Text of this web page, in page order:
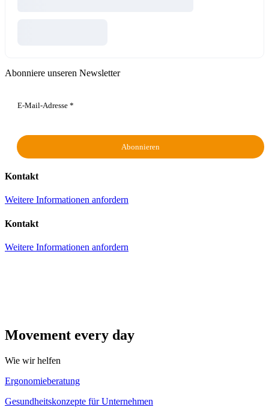
Abonniere unseren Newsletter
Kontakt
Weitere Informationen anfordern
Kontakt
Weitere Informationen anfordern
Movement every day
Wie wir helfen
Ergonomieberatung
Gesundheitskonzepte für Unternehmen